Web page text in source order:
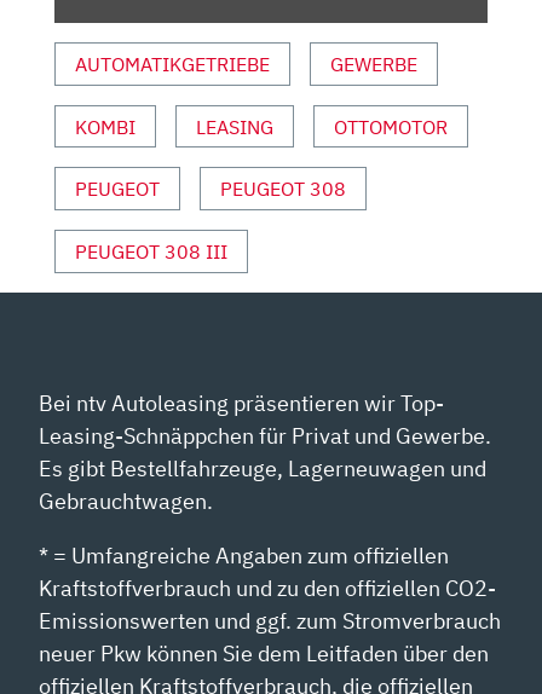
&
KURZSTRECKE?
| ADAC“
VON
ANZEIGEN
AUTOMATIKGETRIEBE GEWERBE
KOMBI LEASING OTTOMOTOR
PEUGEOT PEUGEOT 308
PEUGEOT 308 III
Bei ntv Autoleasing präsentieren wir Top-
Leasing-Schnäppchen für Privat und Gewerbe.
Es gibt Bestellfahrzeuge, Lagerneuwagen und
Gebrauchtwagen.
* = Umfangreiche Angaben zum offiziellen
Kraftstoffverbrauch und zu den offiziellen CO2-
Emissionswerten und ggf. zum Stromverbrauch
neuer Pkw können Sie dem Leitfaden über den
offiziellen Kraftstoffverbrauch, die offiziellen